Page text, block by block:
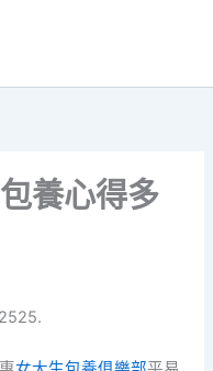
養心得多